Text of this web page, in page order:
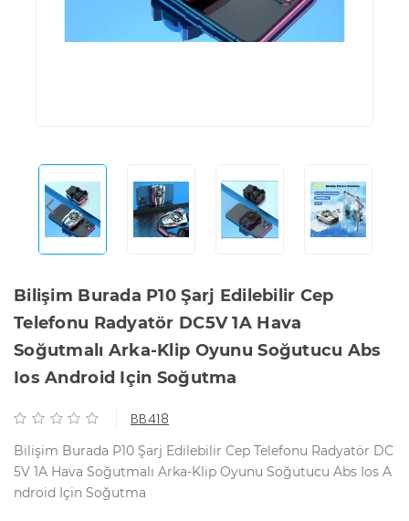
Bilişim Burada P10 Şarj Edilebilir Cep
Telefonu Radyatör DC5V 1A Hava
Soğutmalı Arka-Klip Oyunu Soğutucu Abs
Ios Android Için Soğutma
BB418
Bilişim Burada P10 Şarj Edilebilir Cep Telefonu Radyatör DC
5V 1A Hava Soğutmalı Arka-Klip Oyunu Soğutucu Abs Ios A
ndroid Için Soğutma